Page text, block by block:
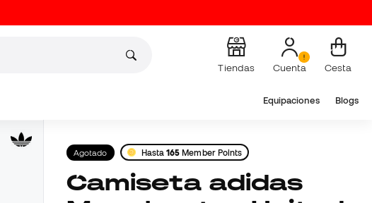
Tiendas Cuenta Cesta
Equipaciones Blogs
Agotado Hasta165 Member Points
Camiseta adidas